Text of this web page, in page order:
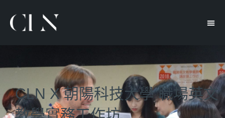
CLN X 朝陽科技大學 職場英文